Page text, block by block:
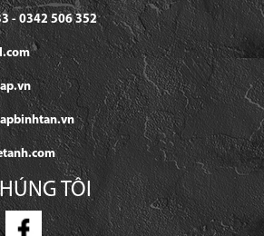
- 0342 506 352
TÔI